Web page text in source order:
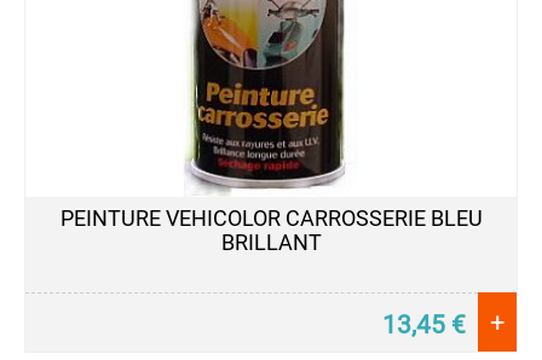
PEINTURE VEHICOLOR CARROSSERIE BLEU
BRILLANT
13,45 € +